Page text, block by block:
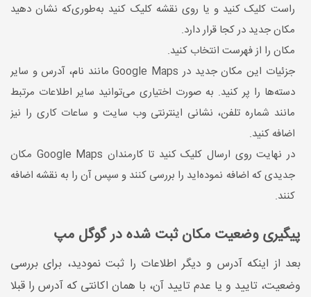
راست کلیک کنید و یا روی نقشه کلیک کنید به‌طوری‌که نشان دهید
مکان جدید در کجا قرار دارد.
مکان را از فهرست انتخاب کنید.
جزئیات این مکان جدید در Google Maps مانند نام، آدرس و سایر
دسته‌ها را پر کنید. به صورت اختیاری می‌توانید سایر اطلاعات مرتبط
مانند شماره تلفن، نشانی اینترنتی وب سایت و ساعات کاری را نیز
اضافه کنید.
در نهایت روی ارسال کلیک کنید تا کارمندان Google Maps مکان
جدیدی که اضافه نموده‌اید را بررسی کنند و سپس آن را به نقشه اضافه
کنند.
پیگیری وضعیت مکان ثبت شده در گوگل مپ
بعد از اینکه آدرس و دیگر اطلاعات را ثبت نمودید، برای بررسی
وضعیت، تایید و یا عدم تایید آن، با همان اکانتی که آدرس را قبلا